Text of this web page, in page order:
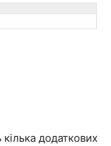
додаткових